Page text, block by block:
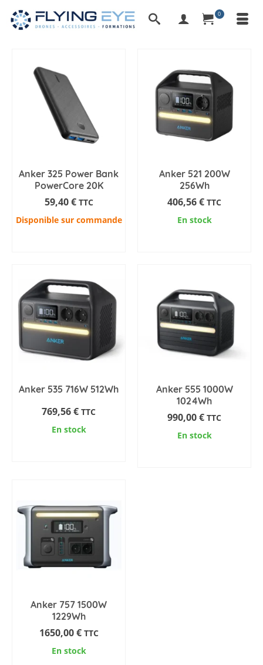
0
Anker 325 Power Bank
PowerCore 20K
59,40€ TTC
Disponible sur commande
Anker 521 200W
256Wh
406,56€ TTC
En stock
Anker 535 716W 512Wh
769,56€ TTC
En stock
Anker 555 1000W
1024Wh
990,00€ TTC
En stock
Anker 757 1500W
1229Wh
1650,00€ TTC
En stock